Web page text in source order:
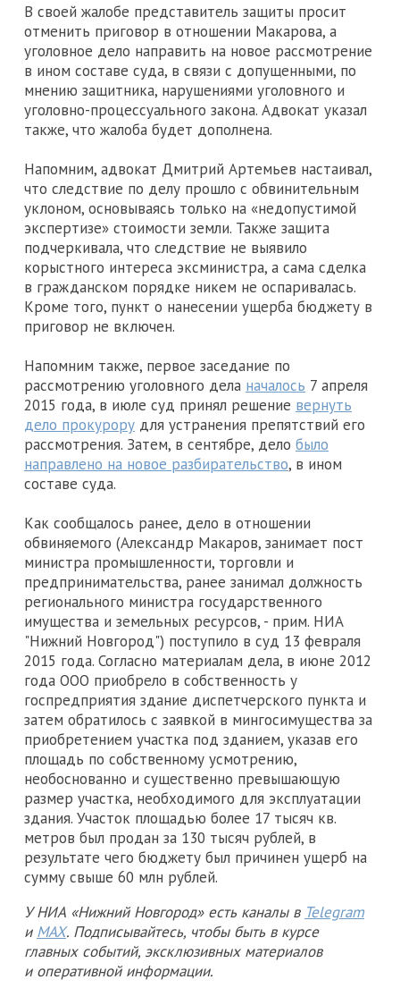
В своей жалобе представитель защиты просит
отменить приговор в отношении Макарова, а
уголовное дело направить на новое рассмотрение
в ином составе суда, в связи с допущенными, по
мнению защитника, нарушениями уголовного и
уголовно-процессуального закона. Адвокат указал
также, что жалоба будет дополнена.
Напомним, адвокат Дмитрий Артемьев настаивал,
что следствие по делу прошло с обвинительным
уклоном, основываясь только на «недопустимой
экспертизе» стоимости земли. Также защита
подчеркивала, что следствие не выявило
корыстного интереса эксминистра, а сама сделка
в гражданском порядке никем не оспаривалась.
Кроме того, пункт о нанесении ущерба бюджету в
приговор не включен.
Напомним также, первое заседание по
рассмотрению уголовного дела началось 7 апреля
2015 года, в июле суд принял решение вернуть
дело прокурору для устранения препятствий его
рассмотрения. Затем, в сентябре, дело было
направлено на новое разбирательство, в ином
составе суда.
Как сообщалось ранее, дело в отношении
обвиняемого (Александр Макаров, занимает пост
министра промышленности, торговли и
предпринимательства, ранее занимал должность
регионального министра государственного
имущества и земельных ресурсов, - прим. НИА
"Нижний Новгород") поступило в суд 13 февраля
2015 года. Согласно материалам дела, в июне 2012
года ООО приобрело в собственность у
госпредприятия здание диспетчерского пункта и
затем обратилось с заявкой в мингосимущества за
приобретением участка под зданием, указав его
площадь по собственному усмотрению,
необоснованно и существенно превышающую
размер участка, необходимого для эксплуатации
здания. Участок площадью более 17 тысяч кв.
метров был продан за 130 тысяч рублей, в
результате чего бюджету был причинен ущерб на
сумму свыше 60 млн рублей.
У НИА «Нижний Новгород» есть каналы в Telegram
и MAX. Подписывайтесь, чтобы быть в курсе
главных событий, эксклюзивных материалов
и оперативной информации.